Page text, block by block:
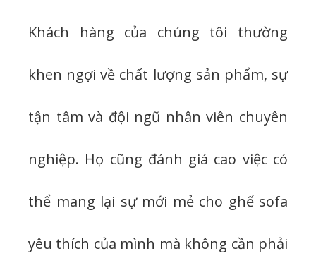
Khách hàng của chúng tôi thường
khen ngợi về chất lượng sản phẩm, sự
tận tâm và đội ngũ nhân viên chuyên
nghiệp. Họ cũng đánh giá cao việc có
thể mang lại sự mới mẻ cho ghế sofa
yêu thích của mình mà không cần phải